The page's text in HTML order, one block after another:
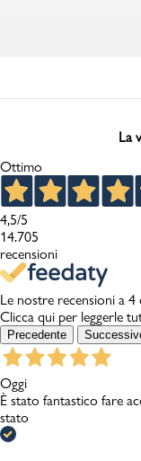
La
Ottimo
4,5/5
14.705
recensioni
Le nostre recensioni a 4
Clicca qui per leggerle
Precedente
Oggi
È stato fantastico fare
stato